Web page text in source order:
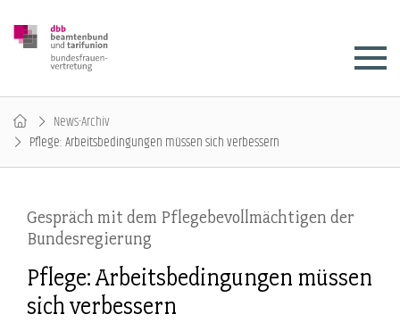
News-Archiv
Pflege: Arbeitsbedingungen müssen sich verbessern
Gespräch mit dem Pflegebevollmächtigen der
Bundesregierung
Pflege: Arbeitsbedingungen müssen
sich verbessern